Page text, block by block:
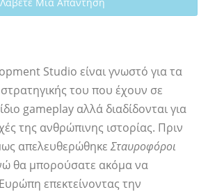
Studio είναι γνωστό για τα
του που έχουν σε
gameplay αλλά διαδίδονται για
της ανθρώπινης ιστορίας. Πριν
απελευθερώθηκε Σταυροφόροι
θα μπορούσατε ακόμα να
Ευρώπη επεκτείνοντας την